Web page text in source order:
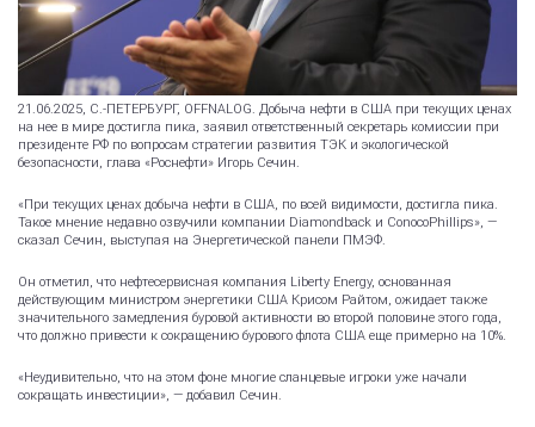
21.06.2025, С.-ПЕТЕРБУРГ, OFFNALOG. Добыча нефти в США при текущих ценах
на нее в мире достигла пика, заявил ответственный секретарь комиссии при
президенте РФ по вопросам стратегии развития ТЭК и экологической
безопасности, глава «Роснефти» Игорь Сечин.
«При текущих ценах добыча нефти в США, по всей видимости, достигла пика.
Такое мнение недавно озвучили компании Diamondback и ConocoPhillips», —
сказал Сечин, выступая на Энергетической панели ПМЭФ.
Он отметил, что нефтесервисная компания Liberty Energy, основанная
действующим министром энергетики США Крисом Райтом, ожидает также
значительного замедления буровой активности во второй половине этого года,
что должно привести к сокращению бурового флота США еще примерно на 10%.
«Неудивительно, что на этом фоне многие сланцевые игроки уже начали
сокращать инвестиции», — добавил Сечин.